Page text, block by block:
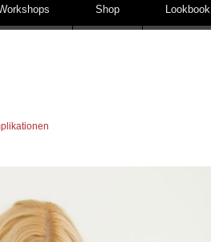
Shop Lookbook